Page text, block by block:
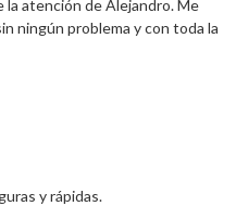
atención de Alejandro. Me
ningún problema y con toda la
y rápidas.